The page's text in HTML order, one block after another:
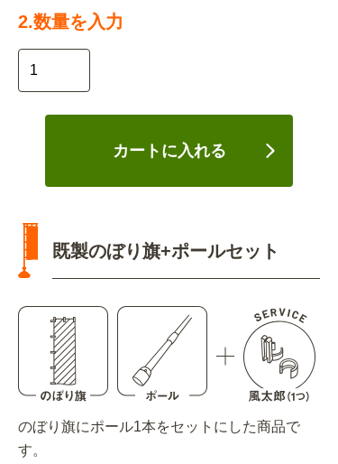
2.数量を入力
カートに入れる
既製のぼり旗+ポールセット
のぼり旗にポール1本をセットにした商品で
す。